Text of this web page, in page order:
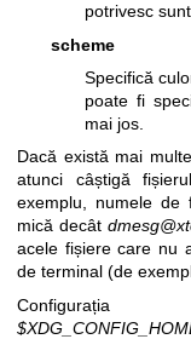
potrivesc
scheme
Specifică
poate fi
mai jos.
Dacă există mai
atunci câștigă
exemplu, numele de
mică decât
acele fișiere care nu
de terminal (de